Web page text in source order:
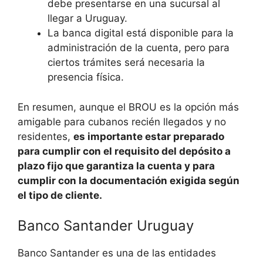
debe presentarse en una sucursal al
llegar a Uruguay.
La banca digital está disponible para la
administración de la cuenta, pero para
ciertos trámites será necesaria la
presencia física.
En resumen, aunque el BROU es la opción más
amigable para cubanos recién llegados y no
residentes, es importante estar preparado
para cumplir con el requisito del depósito a
plazo fijo que garantiza la cuenta y para
cumplir con la documentación exigida según
el tipo de cliente.
Banco Santander Uruguay
Banco Santander es una de las entidades